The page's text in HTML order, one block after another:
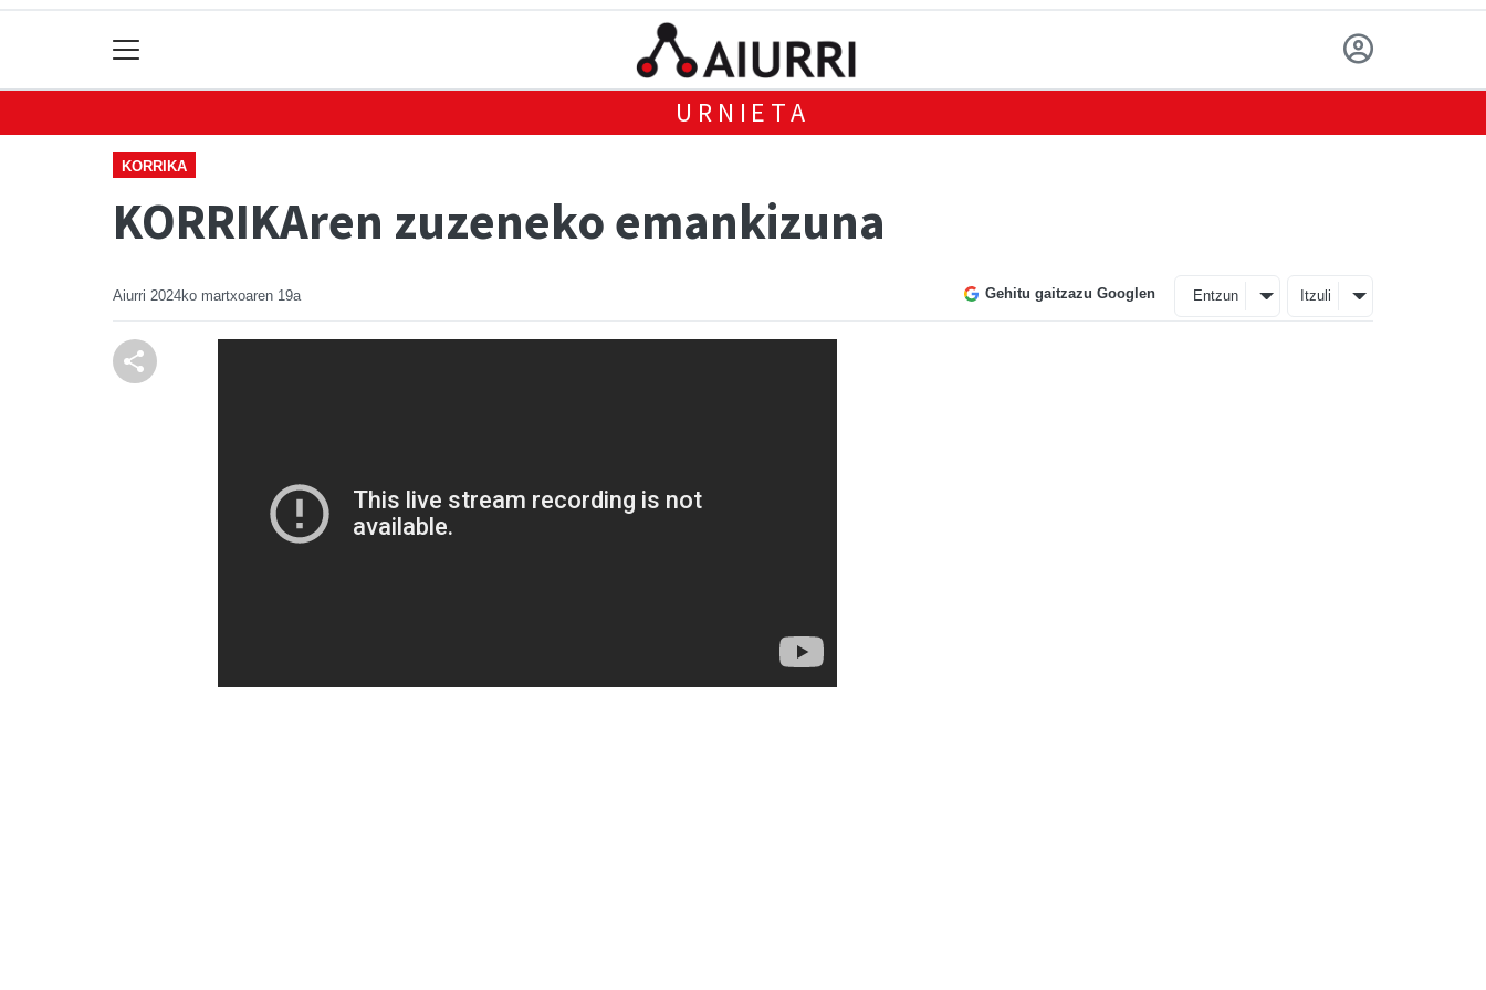
URNIETA
KORRIKA
KORRIKAren zuzeneko emankizuna
Aiurri 2024ko martxoaren 19a Gehitu gaitzazu Googlen Entzun Itzuli